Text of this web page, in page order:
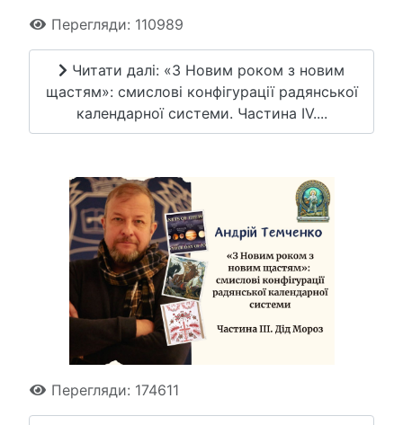
Перегляди: 110989
Читати далі: «З Новим роком з новим
щастям»: смислові конфігурації радянської
календарної системи. Частина ІV....
Перегляди: 174611